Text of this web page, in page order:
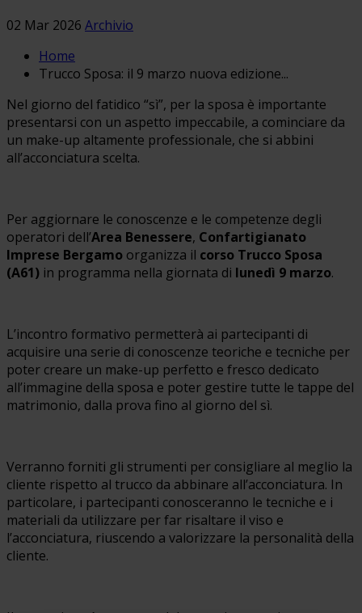
02 Mar 2026 Archivio
Home
Trucco Sposa: il 9 marzo nuova edizione...
Nel giorno del fatidico “sì”, per la sposa è importante
presentarsi con un aspetto impeccabile, a cominciare da
un make-up altamente professionale, che si abbini
all’acconciatura scelta.
Per aggiornare le conoscenze e le competenze degli
operatori dell’Area Benessere, Confartigianato
Imprese Bergamo organizza il corso Trucco Sposa
(A61) in programma nella giornata di lunedì 9 marzo.
L’incontro formativo permetterà ai partecipanti di
acquisire una serie di conoscenze teoriche e tecniche per
poter creare un make-up perfetto e fresco dedicato
all’immagine della sposa e poter gestire tutte le tappe del
matrimonio, dalla prova fino al giorno del sì.
Verranno forniti gli strumenti per consigliare al meglio la
cliente rispetto al trucco da abbinare all’acconciatura. In
particolare, i partecipanti conosceranno le tecniche e i
materiali da utilizzare per far risaltare il viso e
l’acconciatura, riuscendo a valorizzare la personalità della
cliente.